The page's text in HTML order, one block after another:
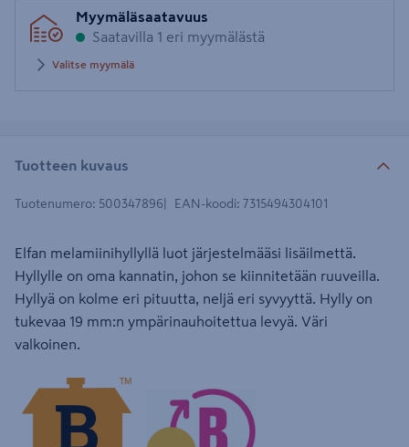
postinumero
Myymäläsaatavuus
Saatavilla 1 eri myymälästä
Valitse myymälä
Tuotteen kuvaus
Tuotenumero: 500347896 EAN-koodi: 7315494304101
Elfan melamiinihyllyllä luot järjestelmääsi lisäilmettä.
Hyllylle on oma kannatin, johon se kiinnitetään ruuveilla.
Hyllyä on kolme eri pituutta, neljä eri syvyyttä. Hylly on
tukevaa 19 mm:n ympärinauhoitettua levyä. Väri
valkoinen.